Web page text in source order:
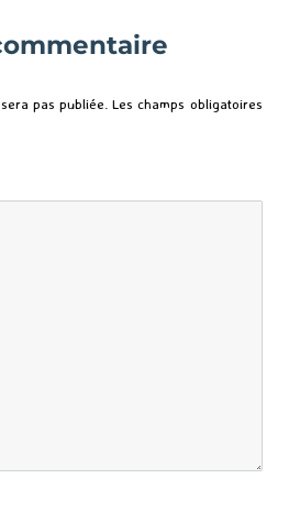
pas publiée. Les champs obligatoires